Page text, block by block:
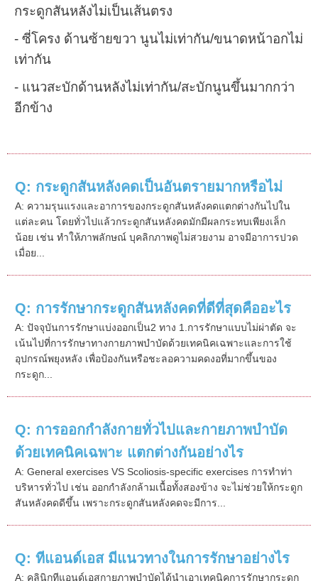
กระดูกสันหลังไม่เป็นเส้นตรง
- ซี่โครง ด้านซ้ายขวา นูนไม่เท่ากัน/ขนาดหน้าอกไม่
เท่ากัน
- แนวสะบักด้านหลังไม่เท่ากัน/สะบักนูนขึ้นมากกว่า
อีกข้าง
Q: กระดูกสันหลังคดเป็นอันตรายมากหรือไม่
A: ความรุนแรงและอาการของกระดูกสันหลังคดแตกต่างกันไปใน
แต่ละคน โดยทั่วไปแล้วกระดูกสันหลังคดมักมีผลกระทบเพียงเล็ก
น้อย เช่น ทำให้ภาพลักษณ์ บุคลิกภาพดูไม่สวยงาม อาจมีอาการปวด
เมื่อย...
Q: การรักษากระดูกสันหลังคดที่ดีที่สุดคืออะไร
A: ปัจจุบันการรักษาแบ่งออกเป็น2 ทาง 1.การรักษาแบบไม่ผ่าตัด จะ
เน้นไปที่การรักษาทางกายภาพบำบัดด้วยเทคนิคเฉพาะและการใช้
อุปกรณ์พยุงหลัง เพื่อป้องกันหรือชะลอความคดงอที่มากขึ้นของ
กระดูก...
Q: การออกกำลังกายทั่วไปและกายภาพบำบัด
ด้วยเทคนิคเฉพาะ แตกต่างกันอย่างไร
A: General exercises VS Scoliosis-specific exercises การทำท่า
บริหารทั่วไป เช่น ออกกำลังกล้ามเนื้อทั้งสองข้าง จะไม่ช่วยให้กระดูก
สันหลังคดดีขึ้น เพราะกระดูกสันหลังคดจะมีการ...
Q: ทีแอนด์เอส มีแนวทางในการรักษาอย่างไร
A: คลินิกทีแอนด์เอสกายภาพบำบัดได้นำเอาเทคนิคการรักษากระดูก